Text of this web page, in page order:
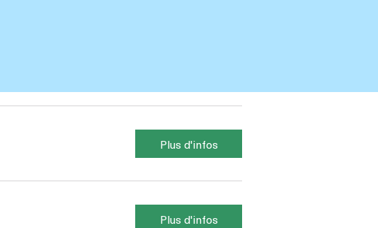
Plus d'infos
Plus d'infos